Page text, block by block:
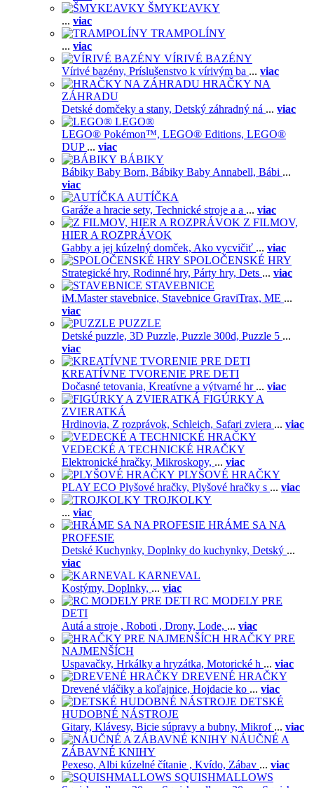
ŠMYKĽAVKY
... viac
TRAMPOLÍNY
... viac
VÍRIVÉ BAZÉNY
Vírivé bazény, Príslušenstvo k vírivým ba ... viac
HRAČKY NA
ZÁHRADU
Detské domčeky a stany, Detský záhradný ná ... viac
LEGO®
LEGO® Pokémon™, LEGO® Editions, LEGO®
DUP ... viac
BÁBIKY
Bábiky Baby Born, Bábiky Baby Annabell, Bábi ...
viac
AUTÍČKA
Garáže a hracie sety, Technické stroje a a ... viac
Z FILMOV,
HIER A ROZPRÁVOK
Gabby a jej kúzelný domček, Ako vycvičiť ... viac
SPOLOČENSKÉ HRY
Strategické hry, Rodinné hry, Párty hry, Dets ... viac
STAVEBNICE
iM.Master stavebnice, Stavebnice GraviTrax, ME ...
viac
PUZZLE
Detské puzzle, 3D Puzzle, Puzzle 300d, Puzzle 5 ...
viac
KREATÍVNE TVORENIE PRE DETI
Dočasné tetovania, Kreatívne a výtvarné hr ... viac
FIGÚRKY A
ZVIERATKÁ
Hrdinovia, Z rozprávok, Schleich, Safari zviera ... viac
VEDECKÉ A TECHNICKÉ HRAČKY
Elektronické hračky, Mikroskopy, ... viac
PLYŠOVÉ HRAČKY
PLAY ECO Plyšové hračky, Plyšové hračky s ... viac
TROJKOLKY
... viac
HRÁME SA NA
PROFESIE
Detské Kuchynky, Doplnky do kuchynky, Detský ...
viac
KARNEVAL
Kostýmy, Doplnky, ... viac
RC MODELY PRE
DETI
Autá a stroje , Roboti , Drony, Lode, ... viac
HRAČKY PRE
NAJMENŠÍCH
Uspavačky, Hrkálky a hryzátka, Motorické h ... viac
DREVENÉ HRAČKY
Drevené vláčiky a koľajnice, Hojdacie ko ... viac
DETSKÉ
HUDOBNÉ NÁSTROJE
Gitary, Klávesy, Bicie súpravy a bubny, Mikrof ... viac
NÁUČNÉ A
ZÁBAVNÉ KNIHY
Pexeso, Albi kúzelné čítanie , Kvído, Zábav ... viac
SQUISHMALLOWS